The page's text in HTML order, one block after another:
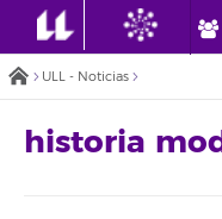
ULL - Noticias
historia